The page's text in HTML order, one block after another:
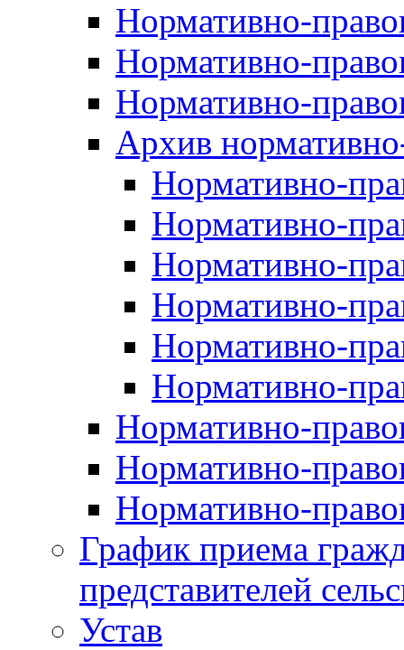
Нормативно-
Нормативно-
Нормативно-
Архив
Нормативно-
Нормативно-
Нормативно-
Нормативно-
Нормативно-
Нормативно-
Нормативно-
Нормативно-
Нормативно-
График приема
представителей
Устав